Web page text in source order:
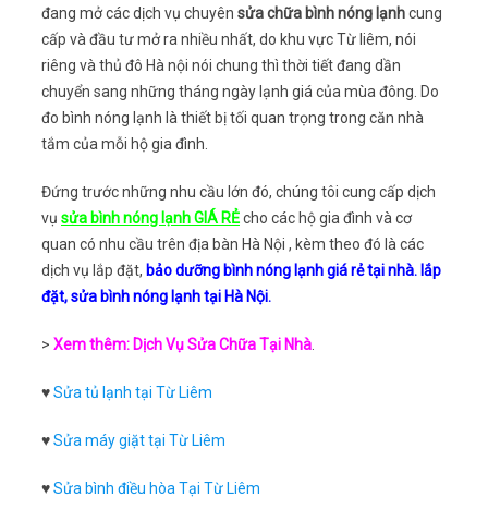
đang mở các dịch vụ chuyên sửa chữa bình nóng lạnhcung
cấp và đầu tư mở ra nhiều nhất, do khu vực Từ liêm, nói
riêng và thủ đô Hà nội nói chung thì thời tiết đang dần
chuyển sang những tháng ngày lạnh giá của mùa đông. Do
đo bình nóng lạnh là thiết bị tối quan trọng trong căn nhà
tắm của mỗi hộ gia đình.
Đứng trước những nhu cầu lớn đó, chúng tôi cung cấp dịch
vụ sửa bình nóng lạnh GIÁ RẺcho các hộ gia đình và cơ
quan có nhu cầu trên địa bàn Hà Nội , kèm theo đó là các
dịch vụ lắp đặt, bảo dưỡng bình nóng lạnh giá rẻ tại nhà. lắp
đặt, sửa bình nóng lạnh tại Hà Nội.
> Xem thêm: Dịch Vụ Sửa Chữa Tại Nhà
♥Sửa tủ lạnh tại Từ Liêm
♥Sửa máy giặt tại Từ Liêm
♥Sửa bình điều hòa Tại Từ Liêm